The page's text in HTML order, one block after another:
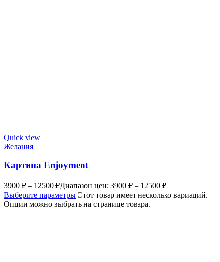
Quick view
Желания
Картина Enjoyment
3900 ₽ – 12500 ₽Диапазон цен: 3900 ₽ – 12500 ₽
Выберите параметры Этот товар имеет несколько вариаций.
Опции можно выбрать на странице товара.